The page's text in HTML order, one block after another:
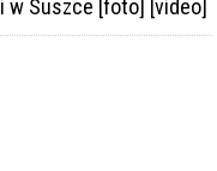
w Suszce [foto] [video]